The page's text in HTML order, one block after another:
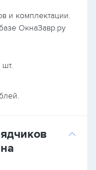
и комплектации.
ОкнаЗавр.ру